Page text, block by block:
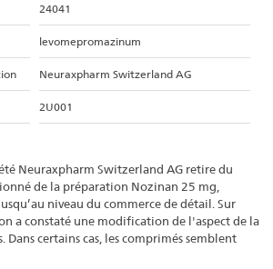
24041
levomepromazinum
Neuraxpharm Switzerland AG
2U001
Neuraxpharm Switzerland AG retire du
de la préparation Nozinan 25 mg,
niveau du commerce de détail. Sur
a constaté une modification de l'aspect de la
Dans certains cas, les comprimés semblent